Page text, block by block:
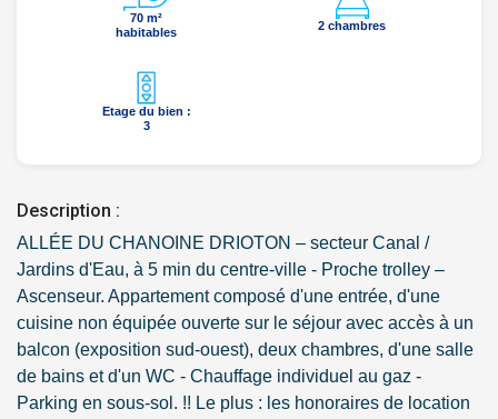
70 m²
habitables
2 chambres
Etage du bien :
3
Description :
ALLÉE DU CHANOINE DRIOTON – secteur Canal /
Jardins d'Eau, à 5 min du centre-ville - Proche trolley –
Ascenseur. Appartement composé d'une entrée, d'une
cuisine non équipée ouverte sur le séjour avec accès à un
balcon (exposition sud-ouest), deux chambres, d'une salle
de bains et d'un WC - Chauffage individuel au gaz -
Parking en sous-sol. !! Le plus : les honoraires de location